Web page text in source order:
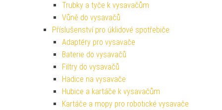
Trubky a tyče k vysavačům
Vůně do vysavačů
Příslušenství pro úklidové spotřebiče
Adaptéry pro vysavače
Baterie do vysavačů
Filtry do vysavačů
Hadice na vysavače
Hubice a kartáče k vysavačům
Kartáče a mopy pro robotické vysavače